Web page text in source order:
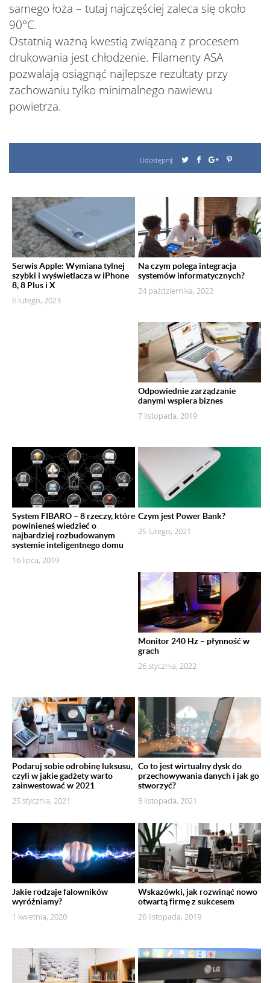
samego łoża – tutaj najczęściej zaleca się około
90°C.
Ostatnią ważną kwestią związaną z procesem
drukowania jest chłodzenie. Filamenty ASA
pozwalają osiągnąć najlepsze rezultaty przy
zachowaniu tylko minimalnego nawiewu
powietrza.
Udostępnij:
Serwis Apple: Wymiana tylnej
szybki i wyświetlacza w iPhone
8, 8 Plus i X
6 lutego, 2023
Na czym polega integracja
systemów informatycznych?
24 października, 2022
Odpowiednie zarządzanie
danymi wspiera biznes
7 listopada, 2019
System FIBARO – 8 rzeczy, które
powinieneś wiedzieć o
najbardziej rozbudowanym
systemie inteligentnego domu
16 lipca, 2019
Czym jest Power Bank?
25 lutego, 2021
Monitor 240 Hz – płynność w
grach
26 stycznia, 2022
Podaruj sobie odrobinę luksusu,
czyli w jakie gadżety warto
zainwestować w 2021
25 stycznia, 2021
Co to jest wirtualny dysk do
przechowywania danych i jak go
stworzyć?
8 listopada, 2021
Jakie rodzaje falowników
wyróżniamy?
1 kwietnia, 2020
Wskazówki, jak rozwinąć nowo
otwartą firmę z sukcesem
26 listopada, 2019